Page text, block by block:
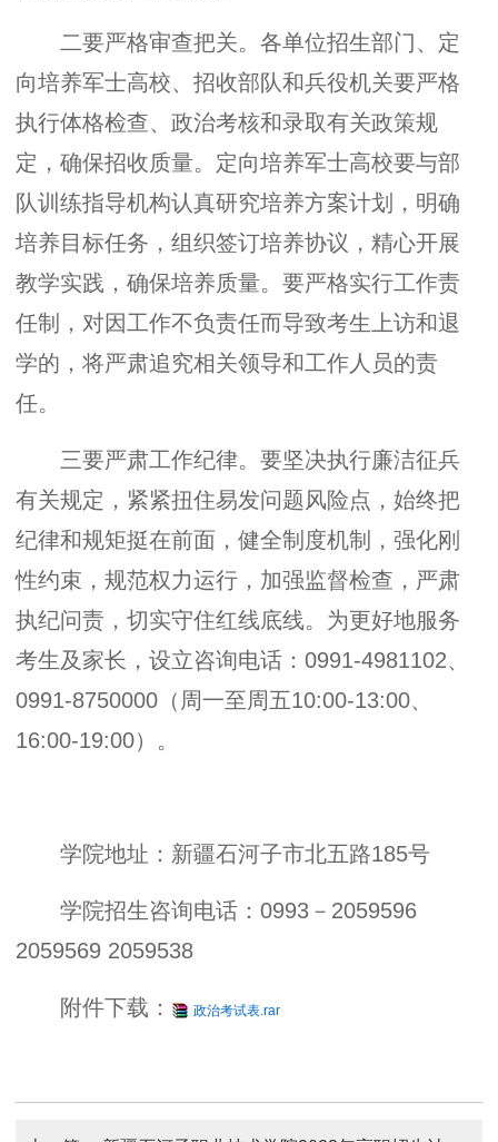
二要严格审查把关。各单位招生部门、定
向培养军士高校、招收部队和兵役机关要严格
执行体格检查、政治考核和录取有关政策规
定，确保招收质量。定向培养军士高校要与部
队训练指导机构认真研究培养方案计划，明确
培养目标任务，组织签订培养协议，精心开展
教学实践，确保培养质量。要严格实行工作责
任制，对因工作不负责任而导致考生上访和退
学的，将严肃追究相关领导和工作人员的责
任。
三要严肃工作纪律。要坚决执行廉洁征兵
有关规定，紧紧扭住易发问题风险点，始终把
纪律和规矩挺在前面，健全制度机制，强化刚
性约束，规范权力运行，加强监督检查，严肃
执纪问责，切实守住红线底线。为更好地服务
考生及家长，设立咨询电话：0991-4981102、
0991-8750000（周一至周五10:00-13:00、
16:00-19:00）。
学院地址：新疆石河子市北五路185号
学院招生咨询电话：0993－2059596
2059569 2059538
附件下载： 政治考试表.rar